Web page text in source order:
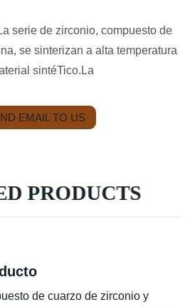
serie de zirconio, compuesto de
se sinterizan a alta temperatura
sintéTico.La
EMAIL TO US
PRODUCTS
de cuarzo de zirconio y